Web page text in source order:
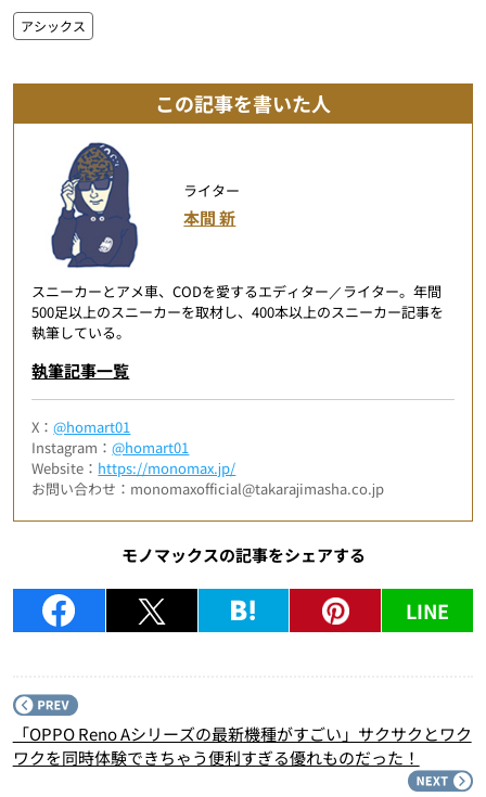
アシックス
この記事を書いた人
ライター
本間 新
スニーカーとアメ車、CODを愛するエディター／ライター。年間
500足以上のスニーカーを取材し、400本以上のスニーカー記事を
執筆している。
執筆記事一覧
X：@homart01
Instagram：@homart01
Website： https://monomax.jp/
お問い合わせ：monomaxofficial@takarajimasha.co.jp
モノマックスの記事をシェアする
LINE
「OPPO Reno Aシリーズの最新機種がすごい」サクサクとワク
ワクを同時体験できちゃう便利すぎる優れものだった！